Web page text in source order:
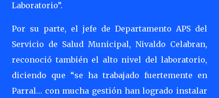
Laboratorio”.
Por su parte, el jefe de Departamento APS del
Servicio de Salud Municipal, Nivaldo Celabran,
reconoció también el alto nivel del laboratorio,
diciendo que “se ha trabajado fuertemente en
Parral… con mucha gestión han logrado instalar